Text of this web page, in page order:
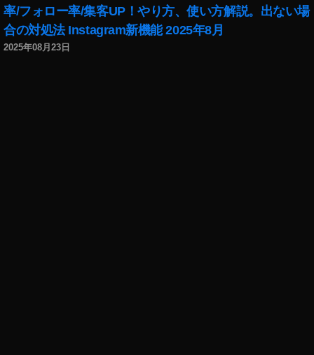
率/フォロー率/集客UP！やり方、使い方解説。出ない場
合の対処法 Instagram新機能 2025年8月
2025年08月23日